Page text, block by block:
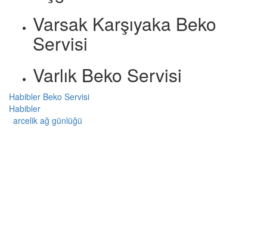
Varsak Karşıyaka Beko
Servisi
Varlık Beko Servisi
Habibler Beko Servisi
Habibler
arcelik ağ günlüğü